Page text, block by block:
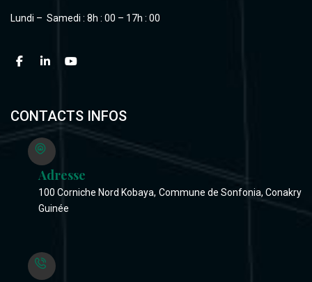
Lundi – Samedi : 8h : 00 – 17h : 00
CONTACTS INFOS
Adresse
100 Corniche Nord Kobaya, Commune de Sonfonia, Conakry
Guinée